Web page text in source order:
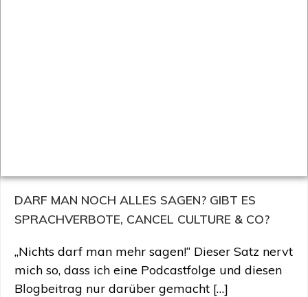
DARF MAN NOCH ALLES SAGEN? GIBT ES
SPRACHVERBOTE, CANCEL CULTURE & CO?
„Nichts darf man mehr sagen!“ Dieser Satz nervt
mich so, dass ich eine Podcastfolge und diesen
Blogbeitrag nur darüber gemacht […]